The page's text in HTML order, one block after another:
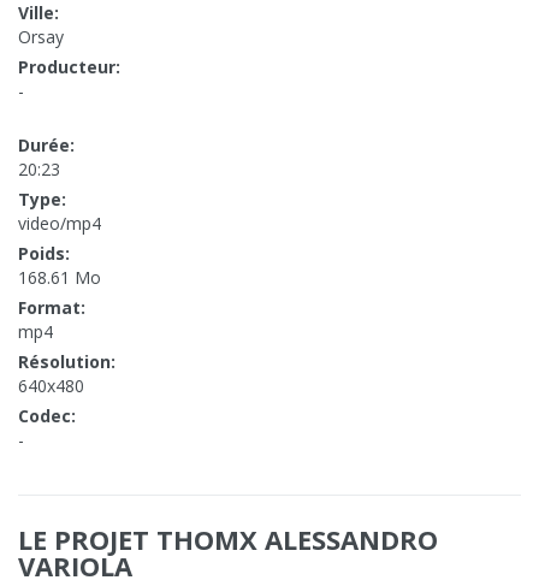
Ville:
Orsay
Producteur:
-
Durée:
20:23
Type:
video/mp4
Poids:
168.61 Mo
Format:
mp4
Résolution:
640x480
Codec:
-
LE PROJET THOMX ALESSANDRO
VARIOLA